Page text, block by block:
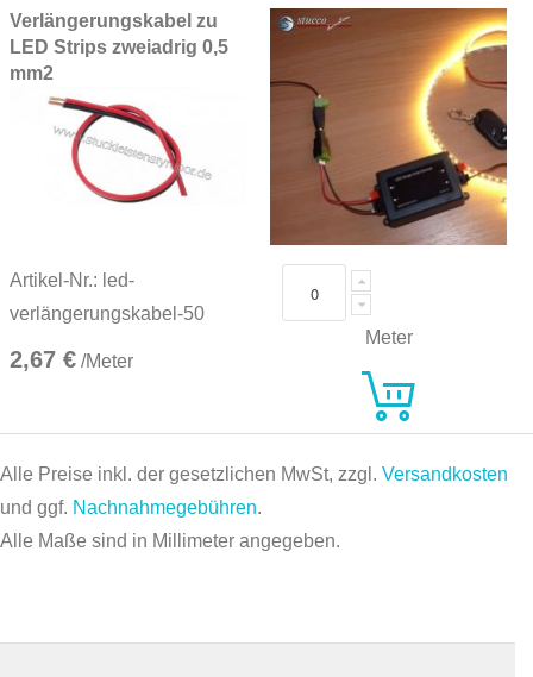
Verlängerungskabel zu
LED Strips zweiadrig 0,5
mm2
Artikel-Nr.: led-
verlängerungskabel-50
2,67 € /Meter
Meter
Alle Preise inkl. der gesetzlichen MwSt, zzgl. Versandkosten
und ggf. Nachnahmegebühren.
Alle Maße sind in Millimeter angegeben.